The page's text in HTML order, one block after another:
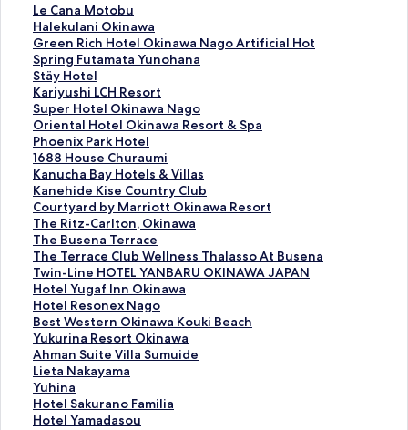
Le Cana Motobu
L
e
C
a
n
a
M
o
t
o
b
u
페
이
지
를
여
는
링
크
Halekulani Okinawa
H
a
l
e
k
u
l
a
n
i
O
k
i
n
a
w
a
페
이
지
를
여
는
링
크
Green Rich Hotel Okinawa Nago Artificial Hot
Spring Futamata Yunohana
G
r
e
e
n
R
i
c
h
H
o
t
e
l
O
k
i
n
a
w
a
N
a
g
Stäy Hotel
S
t
ä
y
H
o
t
e
l
페
이
지
를
여
는
링
크
Kariyushi LCH Resort
K
a
r
i
y
u
s
h
i
L
C
H
R
e
s
o
r
t
페
이
지
Super Hotel Okinawa Nago
S
u
p
e
r
H
o
t
e
l
O
k
i
n
a
w
a
N
a
g
Oriental Hotel Okinawa Resort & Spa
O
r
i
e
n
t
a
l
H
o
t
e
l
O
k
i
n
a
w
Phoenix Park Hotel
P
h
o
e
n
i
x
P
a
r
k
H
o
t
e
l
페
이
1688 House Churaumi
1
6
8
8
H
o
u
s
e
C
h
u
r
a
u
m
i
Kanucha Bay Hotels & Villas
K
a
n
u
c
h
a
B
a
y
H
o
t
e
l
s
Kanehide Kise Country Club
K
a
n
e
h
i
d
e
K
i
s
e
C
o
u
Courtyard by Marriott Okinawa Resort
C
o
u
r
t
y
a
r
d
b
y
M
a
r
The Ritz-Carlton, Okinawa
T
h
e
R
i
t
z
-
C
a
r
l
t
The Busena Terrace
T
h
e
B
u
s
e
n
a
T
e
r
The Terrace Club Wellness Thalasso At Busena
T
h
e
T
e
r
r
a
c
e
C
Twin-Line HOTEL YANBARU OKINAWA JAPAN
T
w
i
n
-
L
i
n
e
H
Hotel Yugaf Inn Okinawa
H
o
t
e
l
Y
u
g
a
Hotel Resonex Nago
H
o
t
e
l
R
e
s
Best Western Okinawa Kouki Beach
B
e
s
t
W
e
s
Yukurina Resort Okinawa
Y
u
k
u
r
i
Ahman Suite Villa Sumuide
A
h
m
a
n
Lieta Nakayama
L
i
e
t
Yuhina
Y
u
h
Hotel Sakurano Familia
H
o
Hotel Yamadasou
H